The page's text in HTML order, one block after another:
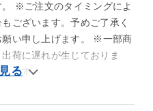
※ご注文のタイミングによ
ございます。予めご了承く
願い申し上げます。 ※一部商
荷に遅れが生じておりま
ます。